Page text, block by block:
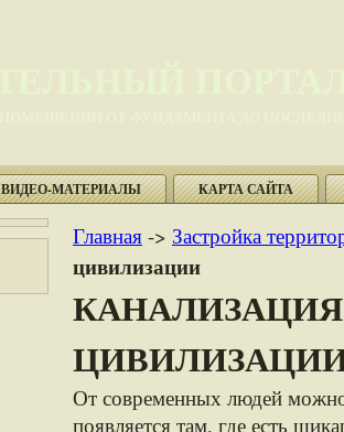
ВИДЕО-МАТЕРИАЛЫ КАРТА САЙТА
Главная -> Застройка
цивилизации
От современных людей
появляется там, где есть